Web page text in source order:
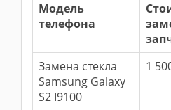
Модель
телефона
Замена стекла
Samsung Galaxy
S2 I9100
1